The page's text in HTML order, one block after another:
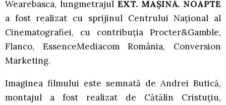
Wearebasca, lungmetrajul EXT. MAȘINĂ. NOAPTE
a fost realizat cu sprijinul Centrului Național al
Cinematografiei, cu contribuția Procter&Gamble,
Flanco, EssenceMediacom România, Conversion
Marketing.
Imaginea filmului este semnată de Andrei Butică,
montajul a fost realizat de Cătălin Cristuțiu,